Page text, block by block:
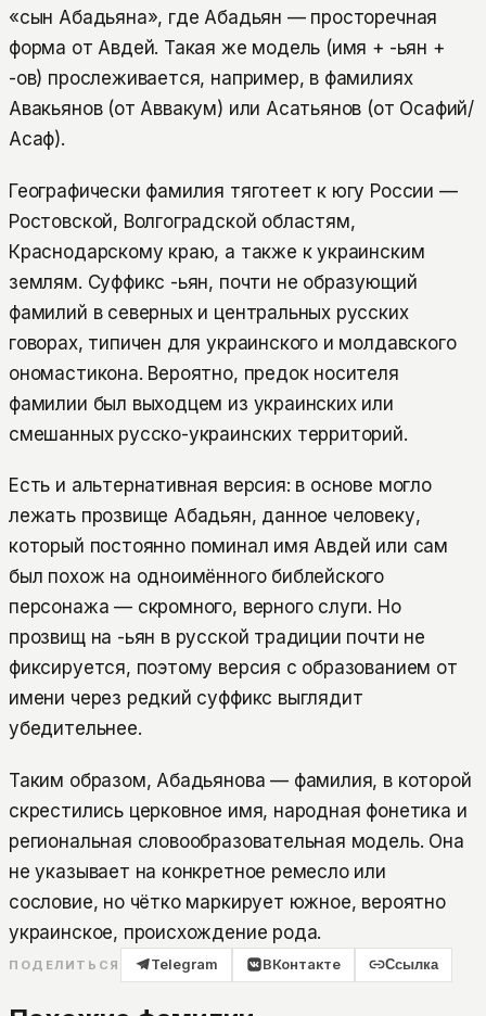
«сын Абадьяна», где Абадьян — просторечная
форма от Авдей. Такая же модель (имя + -ьян +
-ов) прослеживается, например, в фамилиях
Авакьянов (от Аввакум) или Асатьянов (от Осафий/
Асаф).
Географически фамилия тяготеет к югу России —
Ростовской, Волгоградской областям,
Краснодарскому краю, а также к украинским
землям. Суффикс -ьян, почти не образующий
фамилий в северных и центральных русских
говорах, типичен для украинского и молдавского
ономастикона. Вероятно, предок носителя
фамилии был выходцем из украинских или
смешанных русско-украинских территорий.
Есть и альтернативная версия: в основе могло
лежать прозвище Абадьян, данное человеку,
который постоянно поминал имя Авдей или сам
был похож на одноимённого библейского
персонажа — скромного, верного слуги. Но
прозвищ на -ьян в русской традиции почти не
фиксируется, поэтому версия с образованием от
имени через редкий суффикс выглядит
убедительнее.
Таким образом, Абадьянова — фамилия, в которой
скрестились церковное имя, народная фонетика и
региональная словообразовательная модель. Она
не указывает на конкретное ремесло или
сословие, но чётко маркирует южное, вероятно
украинское, происхождение рода.
ПОДЕЛИТЬСЯ Telegram ВКонтакте Ссылка